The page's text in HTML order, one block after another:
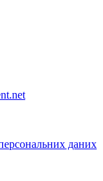
даних